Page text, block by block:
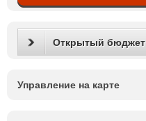
Открытый бюджет
Управление на карте